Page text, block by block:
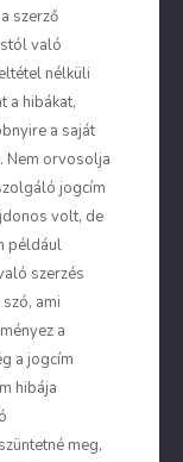
szerző
való
nélküli
a hibákat,
a saját
Nem orvosolja
jogcím
volt, de
például
szerzés
ami
a
a jogcím
hibája
meg,